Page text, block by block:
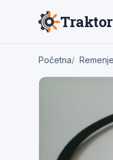
Traktor
Početna Remenje